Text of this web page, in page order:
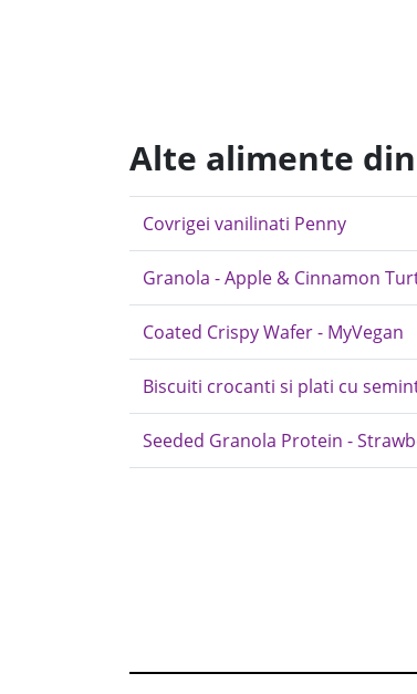
Alte alimente
Covrigei vanilinati Penny
Granola - Apple & Cinnamon
Coated Crispy Wafer - MyVegan
Biscuiti crocanti si plati cu
Seeded Granola Protein -